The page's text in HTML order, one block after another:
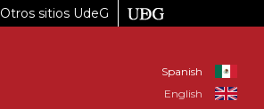
Otros sitios UdeG
Spanish
English